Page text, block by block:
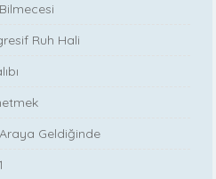
Ruh Hali
Geldiğinde